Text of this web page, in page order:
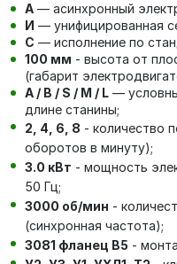
А — асинхронный
И — унифицированная
С — исполнение по
100 мм - высота от
(габарит
A / B / S / M / L —
длине станины;
2, 4, 6, 8 - количество
оборотов в минуту);
3.0 кВт - мощность
50 Гц;
3000 об/мин -
(синхронная частота);
3081 фланец В5 -